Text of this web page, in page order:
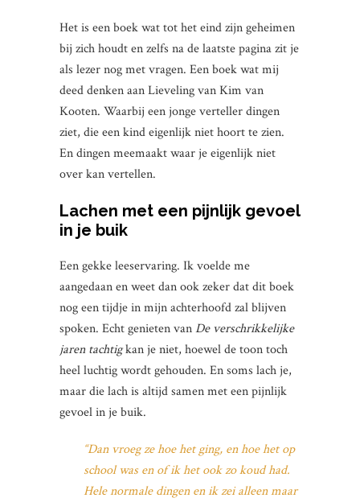
Het is een boek wat tot het eind zijn geheimen
bij zich houdt en zelfs na de laatste pagina zit je
als lezer nog met vragen. Een boek wat mij
deed denken aan Lieveling van Kim van
Kooten. Waarbij een jonge verteller dingen
ziet, die een kind eigenlijk niet hoort te zien.
En dingen meemaakt waar je eigenlijk niet
over kan vertellen.
Lachen met een pijnlijk gevoel
in je buik
Een gekke leeservaring. Ik voelde me
aangedaan en weet dan ook zeker dat dit boek
nog een tijdje in mijn achterhoofd zal blijven
spoken. Echt genieten vanDe verschrikkelijke
jaren tachtigkan je niet, hoewel de toon toch
heel luchtig wordt gehouden. En soms lach je,
maar die lach is altijd samen met een pijnlijk
gevoel in je buik.
“Dan vroeg ze hoe het ging, en hoe het op
school was en of ik het ook zo koud had.
Hele normale dingen en ik zei alleen maar